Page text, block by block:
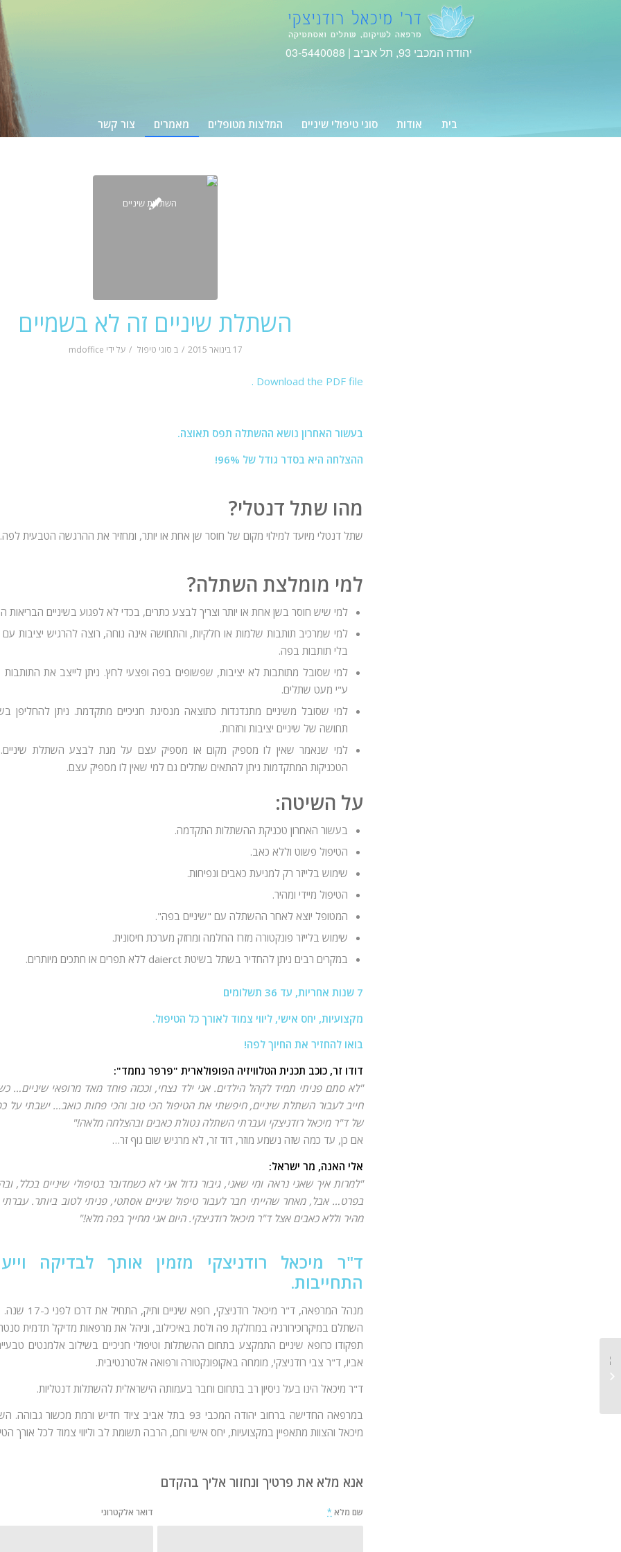
יהודה המכבי 93, תל אביב | 03-5440088
בית אודות סוגי טיפולי שיניים המלצות מטופלים מאמרים צור קשר
השתלת שיניים זה לא בשמיים
17 בינואר 2015 / ב סוגי טיפול / על ידי mdoffice
Download the PDF file .
בעשור האחרון נושא ההשתלה תפס תאוצה.
ההצלחה היא בסדר גודל של 96%!
מהו שתל דנטלי?
שתל דנטלי מיועד למילוי מקום של חוסר שן אחת או יותר, ומחזיר את ההרגשה הטבעית לפה.
למי מומלצת השתלה?
למי שיש חוסר בשן אחת או יותר וצריך לבצע כתרים, בכדי לא לפגוע בשיניים הבריאות
למי שמרכיב תותבות שלמות או חלקיות, והתחושה אינה נוחה, רוצה להרגיש יציבות עם
בלי תותבות בפה.
למי שסובל מתותבות לא יציבות, שפשופים בפה ופצעי לחץ. ניתן לייצב את
ע"י מעט שתלים.
למי שסובל משיניים מתנדנדות כתוצאה מנסיגת חניכיים מתקדמת. ניתן להחליפן
תחושה של שיניים יציבות וחזרות.
למי שנאמר שאין לו מספיק מקום או מספיק עצם על מנת לבצע השתלת שיניים.
הטכניקות המתקדמות ניתן להתאים שתלים גם למי שאין לו מספיק עצם.
על השיטה:
בעשור האחרון טכניקת ההשתלות התקדמה.
הטיפול פשוט וללא כאב.
שימוש בלייזר רק למניעת כאבים ונפיחות.
הטיפול מיידי ומהיר.
המטופל יוצא לאחר ההשתלה עם "שיניים בפה".
שימוש בלייזר פונקטורה מזרז החלמה ומחזק מערכת חיסונית.
במקרים רבים ניתן להחדיר בשתל בשיטת daierct ללא תפרים או חתכים מיותרים.
7 שנות אחריות,
עד 36 תשלומים
מקצועיות, יחס אישי, ליווי צמוד לאורך כל הטיפול.
בואו להחזיר את החיוך לפה!
דודו זר, כוכב תכנית הטלוויזיה הפופולארית "פרפר נחמד":
"לא סתם פניתי תמיד לקהל הילדים. אני ילד נצחי, וככזה פוחד מאד מרופאי שיניים…
חייב לעבור השתלת שיניים, חיפשתי את הטיפול הכי טוב והכי פחות כואב… ישבתי על
של ד"ר מיכאל רודניצקי ועברתי השתלה נטולת כאבים ובהצלחה מלאה!"
אם כן, עד כמה שזה נשמע מוזר, דוד זר, לא מרגיש שום גוף זר…
אלי האנה, מר ישראל:
"למרות איך שאני נראה ומי שאני, גיבור גדול אני לא כשמדובר בטיפולי שיניים בכלל,
בפרט… אבל, מאחר שהייתי חבר לעבור טיפול שיניים אסתטי, פניתי לטוב ביותר. עברתי
מהיר וללא כאבים אצל ד"ר מיכאל רודניצקי. היום אני מחייך בפה מלא!"
ד"ר מיכאל רודניצקי מזמין אותך לבדיקה
התחייבות.
מנהל המרפאה, ד"ר מיכאל
השתלם במיקרוכירורגיה במחלקת פה ולסת באיכילוב, וניהל את מרפאות מדיקל תדמית
תפקודו כרופא שיניים התמקצע בתחום ההשתלות וטיפולי חניכיים בשילוב אלמנטים
אביו, ד"ר צבי רודניצקי, מומחה באקופונקטורה ורפואה אלטרנטיבית.
ד"ר מיכאל הינו בעל ניסיון רב בתחום וחבר בעמותה הישראלית להשתלות דנטליות.
במרפאה החדישה ברחוב יהודה המכבי 93 בתל אביב ציוד חדיש ורמת
מיכאל והצוות מתאפיין במקצועיות, יחס אישי וחם, הרבה תשומת לב וליווי צמוד לכל אורך
אנא מלא את פרטיך ונחזור אליך בהקדם
שם מלא * דואר אלקטרוני